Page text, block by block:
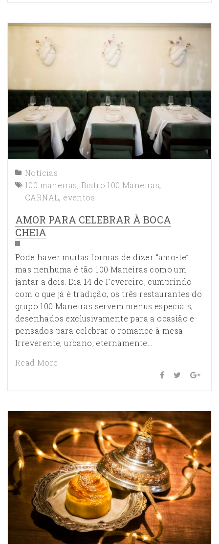
Notícias
100 maneiras, Bistro 100 Maneiras,
CARNAL, eventos
AMOR PARA CELEBRAR À BOCA
CHEIA
Pode haver muitas formas de dizer “amo-te”
mas nenhuma é tão 100 Maneiras como um
jantar a dois. Dia 14 de Fevereiro, cumprindo
com o que já é tradição, os três restaurantes do
grupo 100 Maneiras servem menus especiais,
desenhados exclusivamente para a ocasião e
pensados para celebrar o romance à mesa.
Irreverente, urbano, eternamente…
Read More